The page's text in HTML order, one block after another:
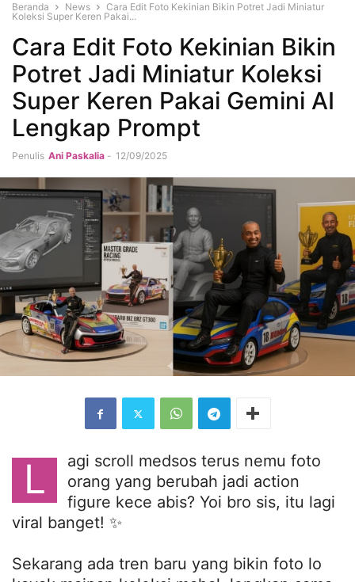
Beranda News
Cara Edit Foto Kekinian Bikin Potret Jadi Miniatur
Koleksi Super Keren Pakai...
Cara Edit Foto Kekinian Bikin
Potret Jadi Miniatur Koleksi
Super Keren Pakai Gemini AI
Lengkap Prompt
Penulis Ani Paskalia - 12/09/2025
L
agi scroll medsos terus nemu foto
orang yang berubah jadi action
figure kece abis? Yoi bro sis, itu lagi
viral banget! ✨
Sekarang ada tren baru yang bikin foto lo